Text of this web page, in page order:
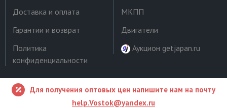
Доставка и оплата
Гарантии и возврат
Политика
конфиденциальности
МКПП
Двигатели
Аукцион getjapan.ru
Для получения оптовых цен напишите нам на почту
help.Vostok@yandex.ru